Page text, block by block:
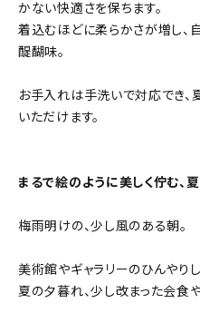
かない快適さを保ちます。
着込むほどに柔らかさが増し、
醍醐味。
お手入れは手洗いで対応でき、
いただけます。
まるで絵のように美しく佇む、
梅雨明けの、少し風のある朝。
美術館やギャラリーのひんやり
夏の夕暮れ、少し改まった会食